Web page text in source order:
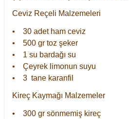
Ceviz Reçeli Malzemeleri
• 30 adet ham ceviz
• 500 gr toz şeker
• 1 su bardağı su
• Çeyrek limonun suyu
• 3 tane karanfil
Kireç Kaymağı Malzemeler
• 300 gr sönmemiş kireç